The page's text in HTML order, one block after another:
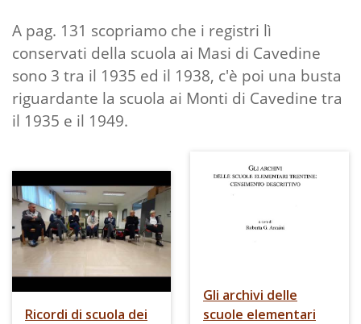
A pag. 131 scopriamo che i registri lì
conservati della scuola ai Masi di Cavedine
sono 3 tra il 1935 ed il 1938, c'è poi una busta
riguardante la scuola ai Monti di Cavedine tra
il 1935 e il 1949.
Ricordi di scuola dei
Gli archivi delle
scuole elementari